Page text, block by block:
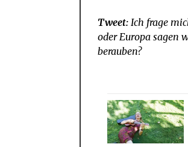
Tweet: Ich frage
oder Europa sagen
berauben?